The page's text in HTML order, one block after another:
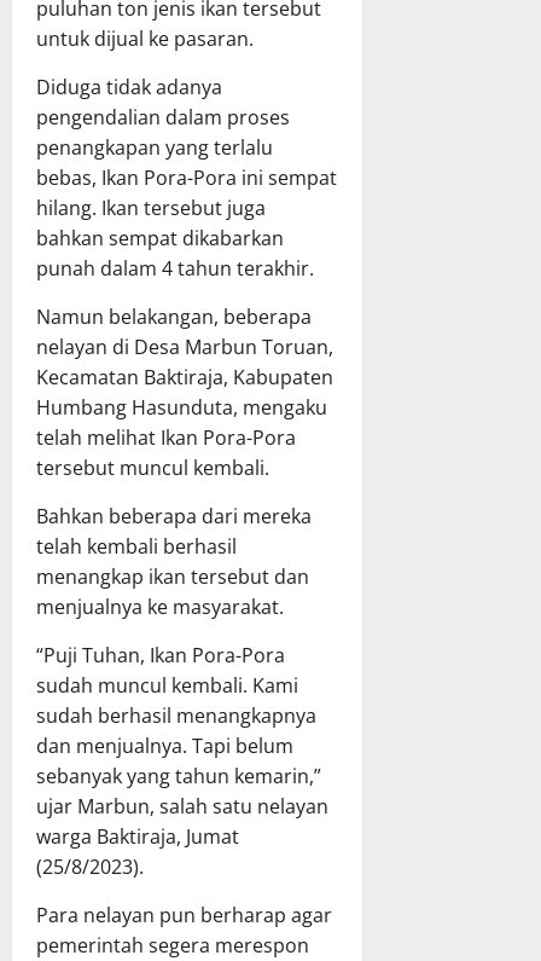
puluhan ton jenis ikan tersebut
untuk dijual ke pasaran.
Diduga tidak adanya
pengendalian dalam proses
penangkapan yang terlalu
bebas, Ikan Pora-Pora ini sempat
hilang. Ikan tersebut juga
bahkan sempat dikabarkan
punah dalam 4 tahun terakhir.
Namun belakangan, beberapa
nelayan di Desa Marbun Toruan,
Kecamatan Baktiraja, Kabupaten
Humbang Hasunduta, mengaku
telah melihat Ikan Pora-Pora
tersebut muncul kembali.
Bahkan beberapa dari mereka
telah kembali berhasil
menangkap ikan tersebut dan
menjualnya ke masyarakat.
“Puji Tuhan, Ikan Pora-Pora
sudah muncul kembali. Kami
sudah berhasil menangkapnya
dan menjualnya. Tapi belum
sebanyak yang tahun kemarin,”
ujar Marbun, salah satu nelayan
warga Baktiraja, Jumat
(25/8/2023).
Para nelayan pun berharap agar
pemerintah segera merespon